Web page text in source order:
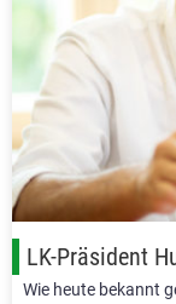
LK-Präsident
Wie heute bekannt